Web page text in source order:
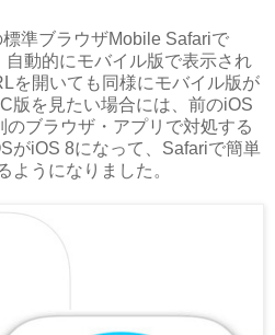
準ブラウザMobile Safariで
動的にモバイル版で表示され
を開いても同様にモバイル版が
版を見たい場合には、前のiOS
ブラウザ・アプリで対処する
がiOS 8になって、Safariで簡単
ようになりました。